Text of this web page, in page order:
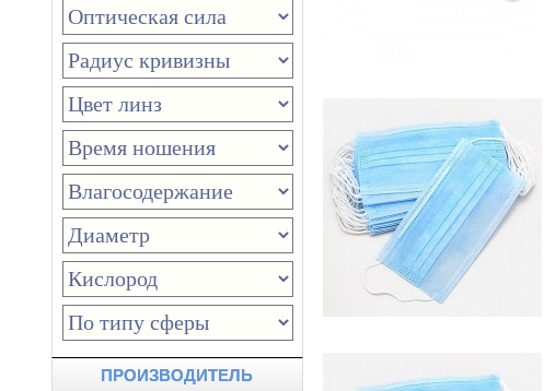
ПРОИЗВОДИТЕЛЬ